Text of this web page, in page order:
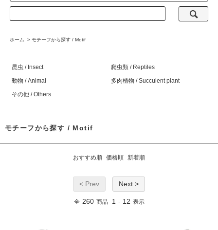
ホーム > モチーフから探す / Motif
昆虫 / Insect
爬虫類 / Reptiles
動物 / Animal
多肉植物 / Succulent plant
その他 / Others
モチーフから探す / Motif
おすすめ順 価格順 新着順
< Prev Next >
全 260 商品 1 - 12 表示